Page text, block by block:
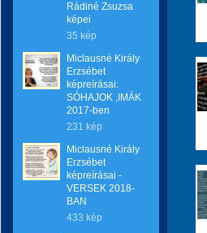
Rádiné Zsuzsa
képei
35 kép
Miclausné Király
Erzsébet
képreírásai:
SÓHAJOK ,IMÁK
2017-ben
231 kép
Miclausné Király
Erzsébet
képreírásai -
VERSEK 2018-
BAN
433 kép